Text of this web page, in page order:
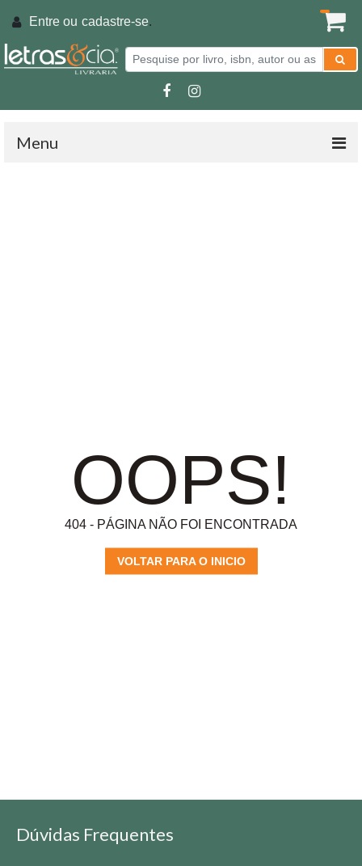
Entre ou cadastre-se.
Menu
OOPS!
404 - PÁGINA NÃO FOI ENCONTRADA
VOLTAR PARA O INICIO
Dúvidas Frequentes